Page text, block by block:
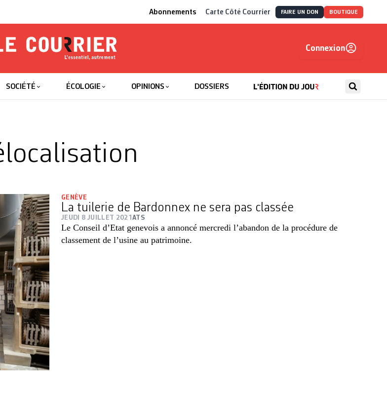
Abonnements Carte Côté Courrier FAIRE UN DON BOUTIQUE
Courrier
Connexion
SOCIÉTÉ ÉCOLOGIE OPINIONS DOSSIERS
GENÈVE
La tuilerie de Bardonnex ne sera pas classée
JEUDI 8 JUILLET 2021 ATS
Le Conseil d’Etat genevois a annoncé mercredi l’abandon de la procédure de
classement de l’usine au patrimoine.